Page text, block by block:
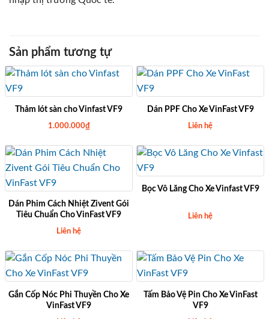
Sản phẩm tương tự
Thảm lót sàn cho Vinfast VF9
1.000.000₫
Dán PPF Cho Xe VinFast VF9
Liên hệ
Dán Phim Cách Nhiệt Zivent Gói
Tiêu Chuẩn Cho VinFast VF9
Liên hệ
Bọc Vô Lăng Cho Xe Vinfast VF9
Liên hệ
Gắn Cốp Nóc Phi Thuyền Cho Xe
VinFast VF9
Tấm Bảo Vệ Pin Cho Xe VinFast
VF9